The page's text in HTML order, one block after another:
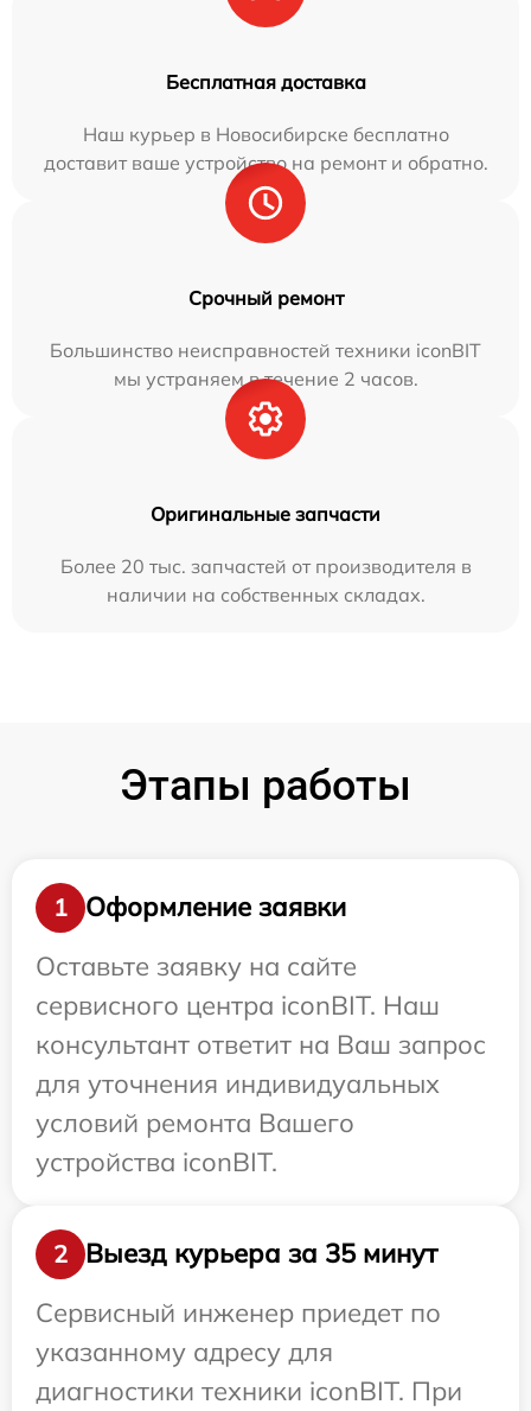
Бесплатная доставка
Наш курьер в Новосибирске бесплатно
доставит ваше устройство на ремонт и обратно.
Срочный ремонт
Большинство неисправностей техники iconBIT
мы устраняем в течение 2 часов.
Оригинальные запчасти
Более 20 тыс. запчастей от производителя в
наличии на собственных складах.
Этапы работы
1
Оформление заявки
Оставьте заявку на сайте
сервисного центра iconBIT. Наш
консультант ответит на Ваш запрос
для уточнения индивидуальных
условий ремонта Вашего
устройства iconBIT.
2
Выезд курьера за 35 минут
Сервисный инженер приедет по
указанному адресу для
диагностики техники iconBIT. При